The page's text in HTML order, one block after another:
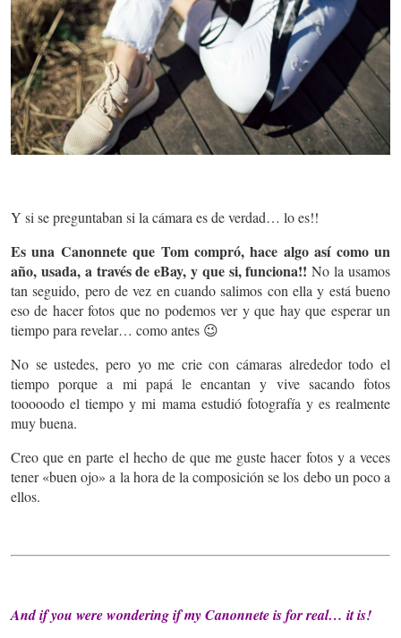
Y si se preguntaban si la cámara es de verdad… lo es!!
Es una Canonnete que Tom compró, hace algo así como un
año, usada, a través de eBay, y que si, funciona!! No la usamos
tan seguido, pero de vez en cuando salimos con ella y está bueno
eso de hacer fotos que no podemos ver y que hay que esperar un
tiempo para revelar… como antes 😉
No se ustedes, pero yo me crie con cámaras alrededor todo el
tiempo porque a mi papá le encantan y vive sacando fotos
tooooodo el tiempo y mi mama estudió fotografía y es realmente
muy buena.
Creo que en parte el hecho de que me guste hacer fotos y a veces
tener «buen ojo» a la hora de la composición se los debo un poco a
ellos.
And if you were wondering if my Canonnete is for real… it is!